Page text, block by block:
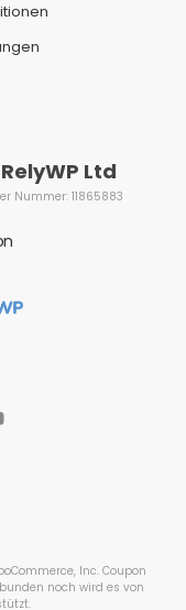
Ltd
Nummer: 11865883
Inc. Coupon
noch wird es von